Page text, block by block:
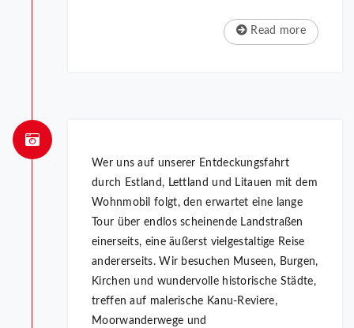
Read more
Wer uns auf unserer Entdeckungsfahrt
durch Estland, Lettland und Litauen mit dem
Wohnmobil folgt, den erwartet eine lange
Tour über endlos scheinende Landstraßen
einerseits, eine äußerst vielgestaltige Reise
andererseits. Wir besuchen Museen, Burgen,
Kirchen und wundervolle historische Städte,
treffen auf malerische Kanu-Reviere,
Moorwanderwege und